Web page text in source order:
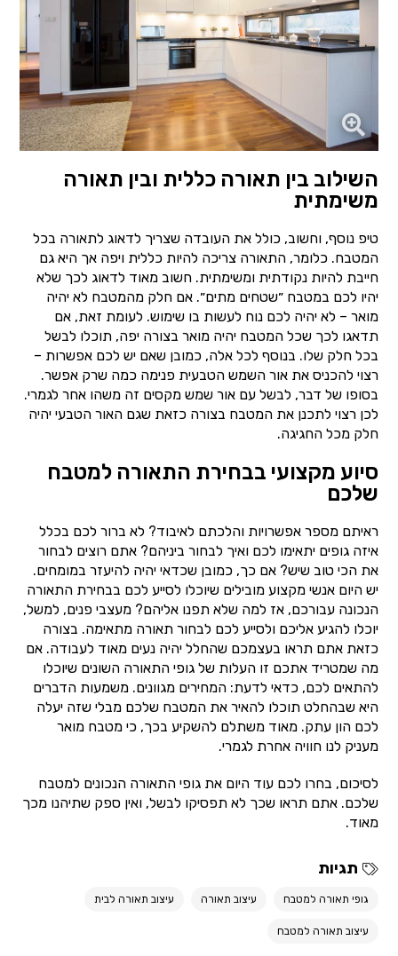
השילוב בין תאורה כללית ובין תאורה
משימתית
טיפ נוסף, וחשוב, כולל את העובדה שצריך לדאוג לתאורה בכל
המטבח. כלומר, התאורה צריכה להיות כללית ויפה אך היא גם
חייבת להיות נקודתית ומשימתית. חשוב מאוד לדאוג לכך שלא
יהיו לכם במטבח ״שטחים מתים״. אם חלק מהמטבח לא יהיה
מואר – לא יהיה לכם נוח לעשות בו שימוש. לעומת זאת, אם
תדאגו לכך שכל המטבח יהיה מואר בצורה יפה, תוכלו לבשל
בכל חלק שלו. בנוסף לכל אלה, כמובן שאם יש לכם אפשרות –
רצוי להכניס את אור השמש הטבעית פנימה כמה שרק אפשר.
בסופו של דבר, לבשל עם אור שמש מקסים זה משהו אחר לגמרי.
לכן רצוי לתכנן את המטבח בצורה כזאת שגם האור הטבעי יהיה
חלק מכל החגיגה.
סיוע מקצועי בבחירת התאורה למטבח
שלכם
ראיתם מספר אפשרויות והלכתם לאיבוד? לא ברור לכם בכלל
איזה גופים יתאימו לכם ואיך לבחור ביניהם? אתם רוצים לבחור
את הכי טוב שיש? אם כך, כמובן שכדאי יהיה להיעזר במומחים.
יש היום אנשי מקצוע מובילים שיוכלו לסייע לכם בבחירת התאורה
הנכונה עבורכם, אז למה שלא תפנו אליהם? מעצבי פנים, למשל,
יוכלו להגיע אליכם ולסייע לכם לבחור תאורה מתאימה. בצורה
כזאת אתם תראו בעצמכם שהחלל יהיה נעים מאוד לעבודה. אם
מה שמטריד אתכם זו העלות של גופי התאורה השונים שיוכלו
להתאים לכם, כדאי לדעת: המחירים מגוונים. משמעות הדברים
היא שבהחלט תוכלו להאיר את המטבח שלכם מבלי שזה יעלה
לכם הון עתק. מאוד משתלם להשקיע בכך, כי מטבח מואר
מעניק לנו חוויה אחרת לגמרי.
לסיכום, בחרו לכם עוד היום את גופי התאורה הנכונים למטבח
שלכם. אתם תראו שכך לא תפסיקו לבשל, ואין ספק שתיהנו מכך
מאוד.
תגיות
גופי תאורה למטבח עיצוב תאורה עיצוב תאורה לבית
עיצוב תאורה למטבח